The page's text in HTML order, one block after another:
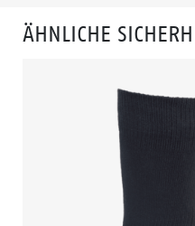
ÄHNLICHE